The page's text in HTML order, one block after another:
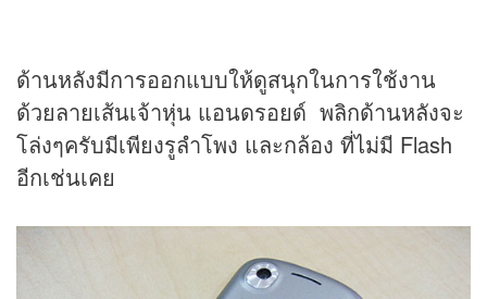
ด้านหลังมีการออกแบบให้ดูสนุกในการใช้งาน
ด้วยลายเส้นเจ้าหุ่น แอนดรอยด์ พลิกด้านหลังจะ
โล่งๆครับมีเพียงรูลำโพง และกล้อง ที่ไม่มี Flash
อีกเช่นเคย